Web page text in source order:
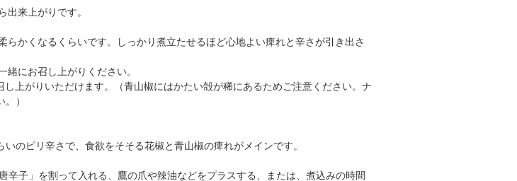
来上がりです。
かくなるくらいです。しっかり煮立たせるほど心地よい痺れと辛さが引き出さ
にお召し上がりください。
上がりいただけます。（青山椒にはかたい殻が稀にあるためご注意ください。ナ
）
のピリ辛さで、食欲をそそる花椒と青山椒の痺れがメインです。
子」を割って入れる、鷹の爪や辣油などをプラスする、または、煮込みの時間